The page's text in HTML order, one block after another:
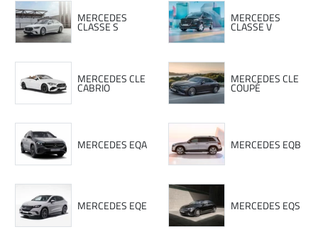
MERCEDES
CLASSE S
MERCEDES
CLASSE V
MERCEDES CLE
CABRIO
MERCEDES CLE
COUPÉ
MERCEDES EQA MERCEDES EQB
MERCEDES EQE MERCEDES EQS